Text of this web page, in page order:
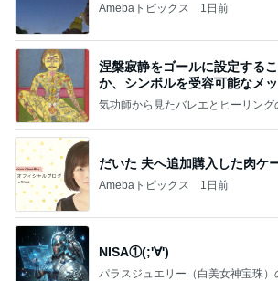
Amebaトピックス 1日前
涅槃寂静をゴールに設定する
か、シンボルを受容可能なメ
ことが
気功師から見たバレエとヒーリング
だいた 夫へ追加購入した肉ケ
Amebaトピックス 1日前
NISA①(;'∀')
パラスジュエリー（白美女神宝珠）